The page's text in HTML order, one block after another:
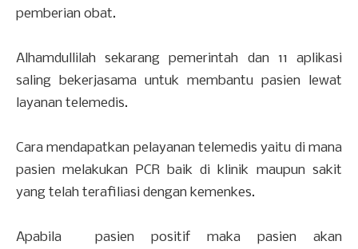
pemberian obat.
Alhamdullilah sekarang pemerintah dan 11 aplikasi
saling bekerjasama untuk membantu pasien lewat
layanan telemedis.
Cara mendapatkan pelayanan telemedis yaitu di mana
pasien melakukan PCR baik di klinik maupun sakit
yang telah terafiliasi dengan kemenkes.
Apabila pasien positif maka pasien akan